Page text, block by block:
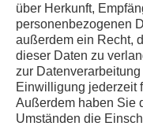
über Herkunft,
personenbezogenen
außerdem ein Recht,
dieser Daten zu
zur
Einwilligung jederzeit
Außerdem haben Sie
Umständen die